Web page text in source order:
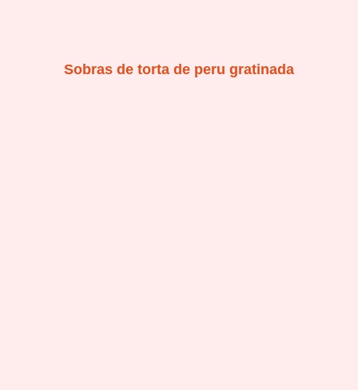
Sobras de torta de peru gratinada